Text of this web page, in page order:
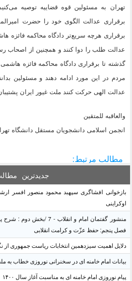
تهران به مسئولین قوه قضاییه توصیه
برقراری عدالت الگوی خود را حضرت
برقراری هرچه سریع‌تر دادگاه محاکمه فائزه
عدالت طلب را دوا کنند و همچنین از اصحاب
گذشته تا برقراری دادگاه محاکمه فائزه
مردم در این مورد ادامه دهند و مسئولین
عدالت الهی حرکت کنند ملت غیور ایران
والعاقبه للمتقین
انجمن اسلامی دانشجویان مستقل دانشگاه
مطالب مرتبط:
جدیدترین
بازخوانی افشاگری سپهبد محمود منصور افسر
اوکراینی
فصل پنجم: حفظ عزّت و کرامت انقلابی
دلایل اهمیت سیزدهمین انتخابات ریاست جمهوری از
بیانات امام خامنه ای در سخنرانی نوروزی خطاب به
پیام نوروزی امام خامنه ای به مناسبت آغاز سال ۱۴۰۰